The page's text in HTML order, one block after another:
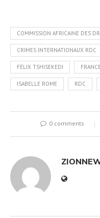
COMMISSION AFRICAINE DES
CRIMES INTERNATIONAUX RDC
FÉLIX TSHISEKEDI
ISABELLE ROME RDC
0 comments